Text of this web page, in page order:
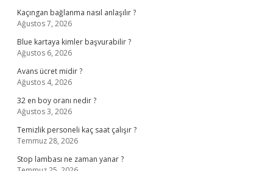
Kaçıngan bağlanma nasıl anlaşılır ?
Ağustos 7, 2026
Blue kartaya kimler başvurabilir ?
Ağustos 6, 2026
Avans ücret midir ?
Ağustos 4, 2026
32 en boy oranı nedir ?
Ağustos 3, 2026
Temizlik personeli kaç saat çalışır ?
Temmuz 28, 2026
Stop lambası ne zaman yanar ?